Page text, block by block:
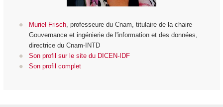
Muriel Frisch , professeure du Cnam, titulaire de la chaire
Gouvernance et ingénierie de l'information et des données,
directrice du Cnam-INTD
Son profil sur le site du DICEN-IDF
Son profil complet